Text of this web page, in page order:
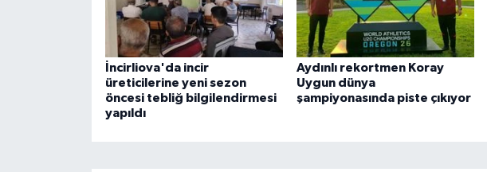
İncirliova'da incir
üreticilerine yeni sezon
öncesi tebliğ bilgilendirmesi
yapıldı
Aydınlı rekortmen Koray
Uygun dünya
şampiyonasında piste çıkıyor